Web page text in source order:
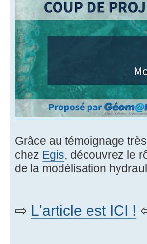
Grâce au témoignage
chez Egis, découvrez le
de la modélisation
⇨ L'article est ICI !